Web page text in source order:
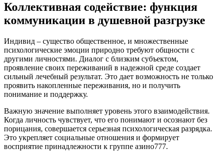
Коллективная содействие: функция
коммуникации в душевной разгрузке
Индивид – существо общественное, и множественные
психологические эмоции природно требуют общности с
другими личностями. Диалог с близким субъектом,
проявление своих переживаний в надежной среде создает
сильный лечебный результат. Это дает возможность не только
проявить накопленные переживания, но и получить
понимание и поддержку.
Важную значение выполняет уровень этого взаимодействия.
Когда личность чувствует, что его понимают и осознают без
порицания, совершается серьезная психологическая разрядка.
Это укрепляет социальные отношения и формирует
восприятие принадлежности к группе азино777.